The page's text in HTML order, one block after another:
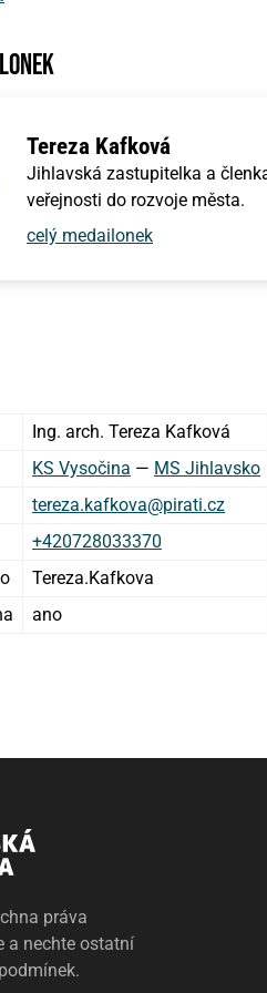
Tereza Kafková
Jihlavská zastupitelka a
veřejnosti do rozvoje města.
celý medailonek
Ing. arch. Tereza Kafková
KS Vysočina — MS Jihlavsko
tereza.kafkova@pirati.cz
+420728033370
Tereza.Kafkova
ano
práva
a nechte ostatní